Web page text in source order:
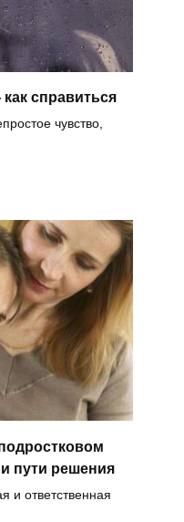
справиться
чувство,
пути решения
и ответственная